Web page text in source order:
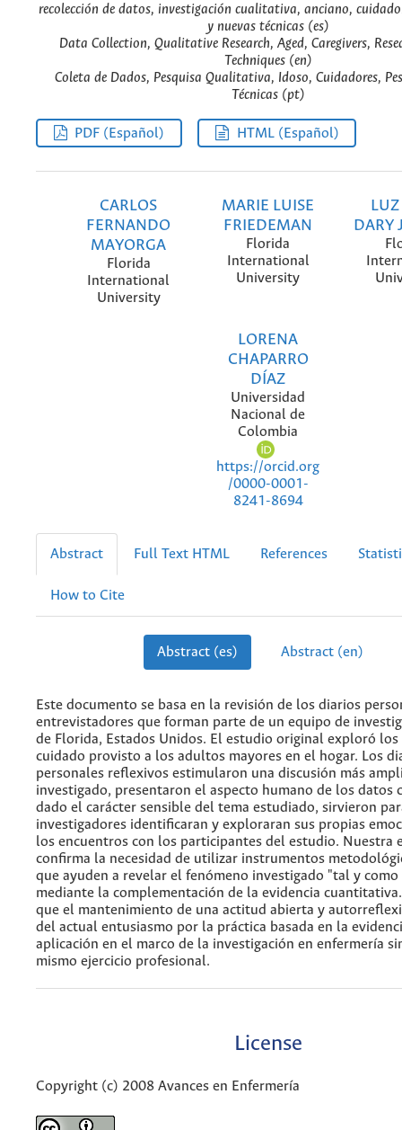
recolección de datos, investigación cualitativa, anciano,
y nuevas técnicas (es)
Data Collection, Qualitative Research, Aged, Caregivers,
Techniques (en)
Coleta de Dados, Pesquisa Qualitativa, Idoso, Cuidadores,
Técnicas (pt)
PDF (Español) HTML (Español)
CARLOS
FERNANDO
MAYORGA
Florida
International
University
MARIE LUISE
FRIEDEMAN
Florida
International
University
DARY
LORENA
CHAPARRO
DÍAZ
Universidad
Nacional de
Colombia
https://orcid.org
/0000-0001-
8241-8694
Abstract Full Text HTML References
How to Cite
Abstract (es) Abstract (en)
Este documento se basa en la revisión de los diarios
entrevistadores que forman parte de un equipo de
de Florida, Estados Unidos. El estudio original exploró
cuidado provisto a los adultos mayores en el hogar. Los
personales reflexivos estimularon una discusión más
investigado, presentaron el aspecto humano de los datos
dado el carácter sensible del tema estudiado, sirvieron
investigadores identificaran y exploraran sus propias
los encuentros con los participantes del estudio. Nuestra
confirma la necesidad de utilizar instrumentos
que ayuden a revelar el fenómeno investigado "tal y como
mediante la complementación de la evidencia
que el mantenimiento de una actitud abierta y
del actual entusiasmo por la práctica basada en la
aplicación en el marco de la investigación en enfermería
mismo ejercicio profesional.
License
Copyright (c) 2008 Avances en Enfermería